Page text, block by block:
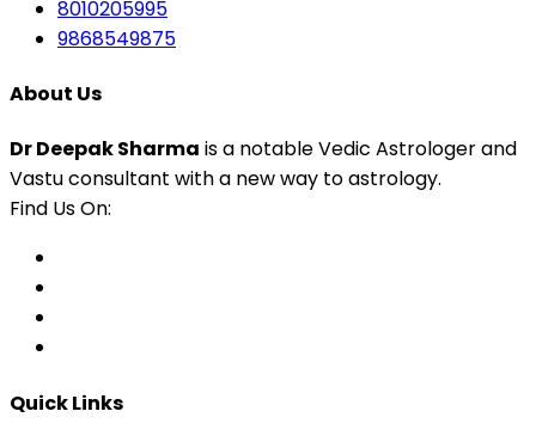
8010205995
9868549875
About Us
Dr Deepak Sharma is a notable Vedic Astrologer and
Vastu consultant with a new way to astrology.
Find Us On:
Quick Links